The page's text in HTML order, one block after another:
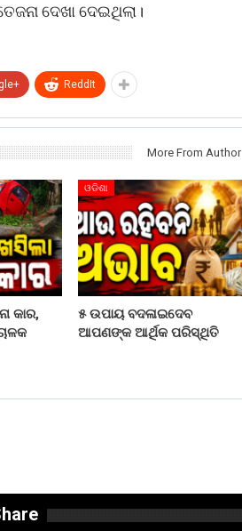
ଦେଖା ଦେଇଥିଲା।
ReddIt
More From Author
କାର,
ଓଡିଶା
୫ ଉପାୟ ବଦଳାଇଦେବ
ଆପଣଙ୍କ ଆର୍ଥିକ ପରିସ୍ଥିତି